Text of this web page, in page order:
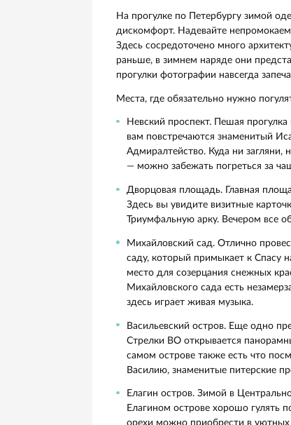
Если хочется чего-то
есть всё, что должно быть
экспонаты, интересная
займет 2-2,5 часа. И это
В Питере много квартир
возможность попасть в
Набоков, Ф. Достоевский,
Погулять
С наступлением зимы
Снег делает и без того
На прогулке по Петербургу
дискомфорт. Надевайте
Здесь сосредоточено
раньше, в зимнем наряде
прогулки фотографии
Места, где обязательно
вам повстречаются
Адмиралтейство. Куда ни